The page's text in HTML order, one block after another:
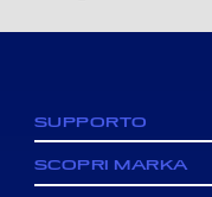
SUPPORTO
SCOPRI MARKA